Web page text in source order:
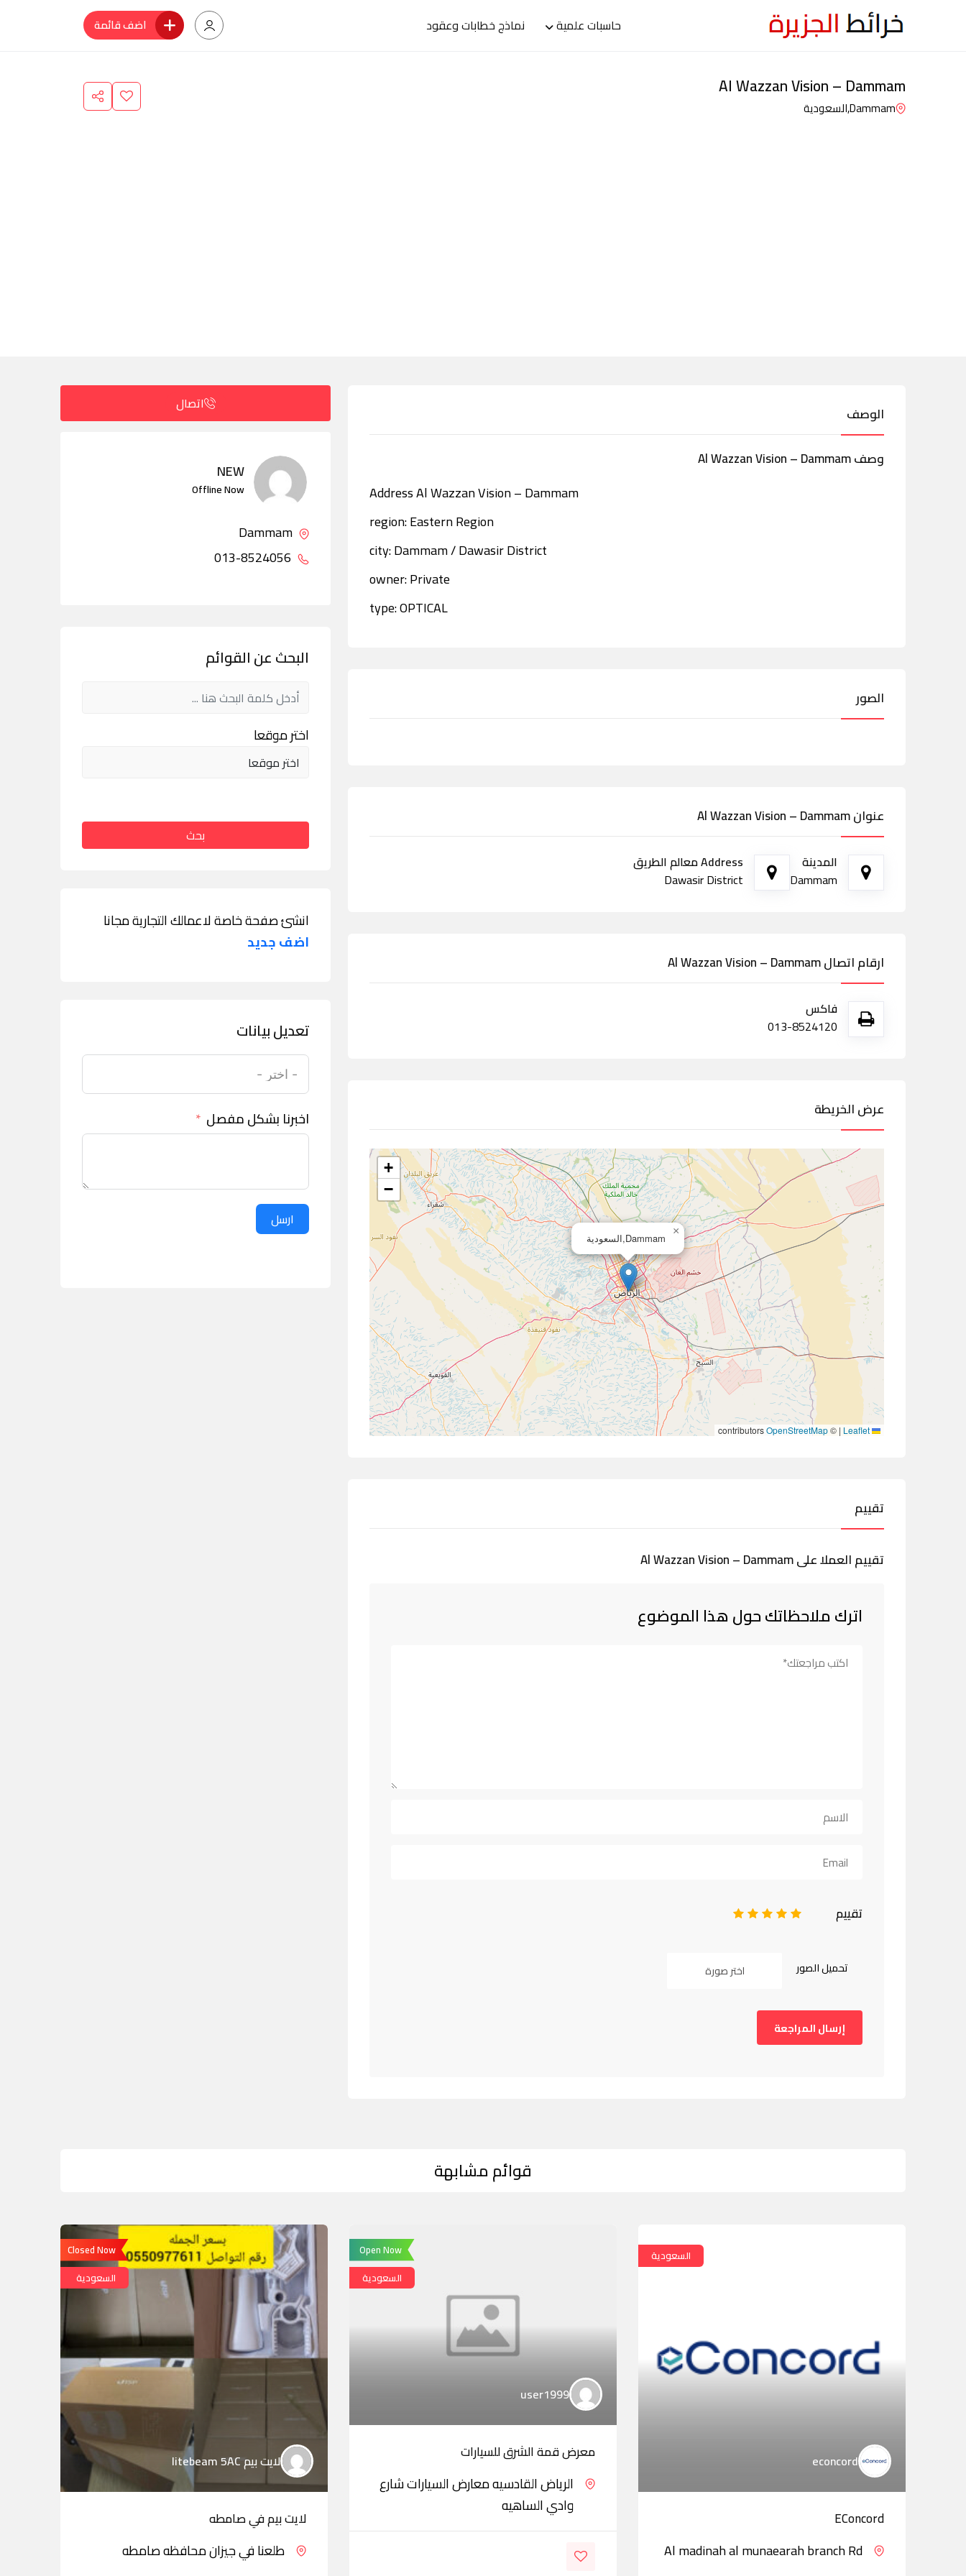
حاسبات علمية نماذج خطابات وعقود اضف قائمة
Al Wazzan Vision – Dammam
Dammam,السعودية
الوصف
وصف Al Wazzan Vision – Dammam
Address Al Wazzan Vision – Dammam
region: Eastern Region
city: Dammam / Dawasir District
owner: Private
type: OPTICAL
الصور
عنوان Al Wazzan Vision – Dammam
المدينة
Dammam
Address معالم الطريق
Dawasir District
ارقام اتصال Al Wazzan Vision – Dammam
فاكس
013-8524120
عرض الخريطة
Dammam,السعودية
×
+
−
|
©
OpenStreetMap
تقييم
تقييم العملا على Al Wazzan Vision – Dammam
اترك ملاحظاتك حول هذا الموضوع
تقييم 5
4
3
2
تحميل الصور اختر صورة
اتصال
NEW
Offline Now
البحث عن القوائم
اختر موقعا
بحث
انشئ صفحة خاصة لاعمالك التجارية مجانا
اضف جديد
تعديل بيانات
اخبرنا بشكل مفصل
ارسل
قوائم مشابهة
السعودية
econcord
EConcord
Al madinah al munaearah branch Rd
Open Now
السعودية
user1999
معرض قمة الشرق للسيارات
الرياض القادسيه معارض السيارات شارع
وادي الساهيه
Closed Now
السعودية
لايت بيم litebeam 5AC
لايت بيم في صامطه
طلعنا في جيزان محافظه صامطه